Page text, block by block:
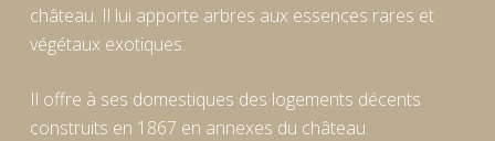
château. Il lui apporte arbres aux essences rares et
végétaux exotiques.
Il offre à ses domestiques des logements décents
construits en 1867 en annexes du château.